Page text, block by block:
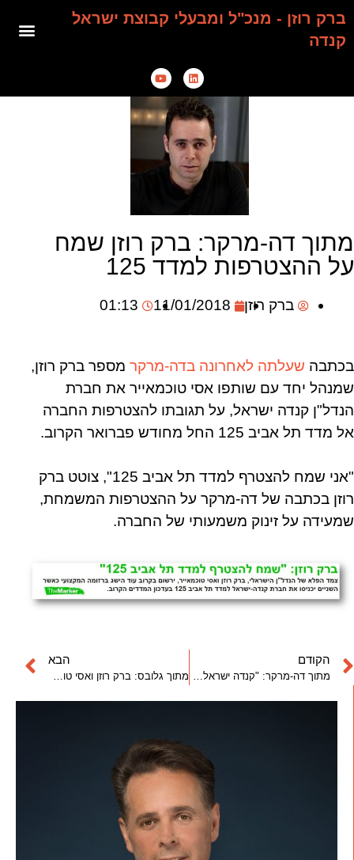
ברק רוזן - מנכ"ל ומבעלי קבוצת ישראל
קנדה
מתוך דה-מרקר: ברק רוזן שמח
על ההצטרפות למדד 125
ברק רוזן 11/01/2018
01:13
בכתבה שעלתה לאחרונה בדה-מרקר מספר ברק רוזן,
שמנהל יחד עם שותפו אסי טוכמאייר את חברת
הנדל"ן קנדה ישראל, על תגובתו להצטרפות החברה
אל מדד תל אביב 125 החל מחודש פברואר הקרוב.
"אני שמח להצטרף למדד תל אביב 125", צוטט ברק
רוזן בכתבה של דה-מרקר על ההצטרפות המשמחת,
שמעידה על זינוק משמעותי של החברה.
הקודם הבא